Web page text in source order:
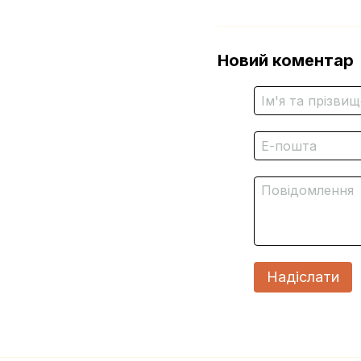
Новий коментар
Надіслати